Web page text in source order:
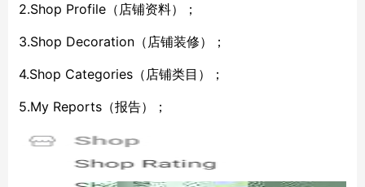
2.Shop Profile（店铺资料）；
3.Shop Decoration（店铺装修）；
4.Shop Categories（店铺类目）；
5.My Reports（报告）；